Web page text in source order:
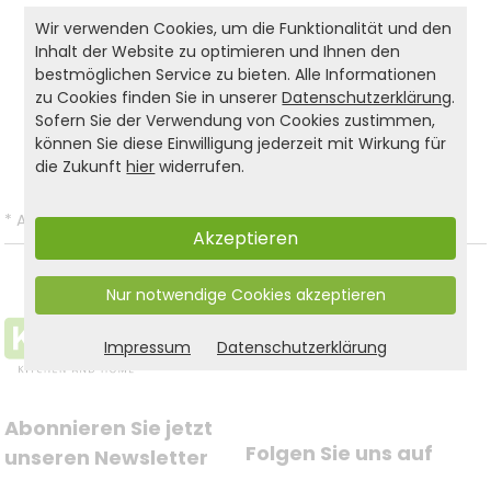
Produkt- und Sicherheitshinweise:
Zurück zur Liste
* Alle Preise inkl. gesetzl. MwSt. und zzgl.Versandkosten.
Abonnieren Sie jetzt
unseren Newsletter
Folgen Sie uns auf
Wir verwenden Cookies, um die Funktionalität und den
Inhalt der Website zu optimieren und Ihnen den
bestmöglichen Service zu bieten. Alle Informationen
zu Cookies finden Sie in unsererDatenschutzerklärung.
Sofern Sie der Verwendung von Cookies zustimmen,
können Sie diese Einwilligung jederzeit mit Wirkung für
die Zukunfthier widerrufen.
Akzeptieren
Nur notwendige Cookies akzeptieren
Impressum Datenschutzerklärung